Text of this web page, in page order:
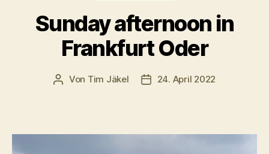
Sunday afternoon in
Frankfurt Oder
Beitragsautor
Von Tim Jäkel Veröffentlichungsdatum
24. April 2022